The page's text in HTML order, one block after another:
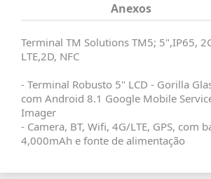
Anexos
Terminal TM Solutions TM5; 5",IP65,
LTE,2D, NFC
- Terminal Robusto 5" LCD - Gorilla
com Android 8.1 Google Mobile
Imager
- Camera, BT, Wifi, 4G/LTE, GPS, com
4,000mAh e fonte de alimentação